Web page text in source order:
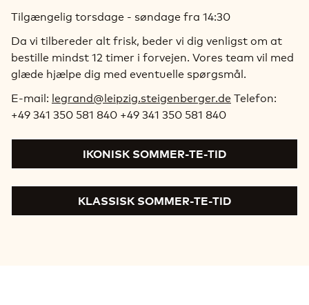
Tilgængelig torsdage - søndage fra 14:30
Da vi tilbereder alt frisk, beder vi dig venligst om at
bestille mindst 12 timer i forvejen. Vores team vil med
glæde hjælpe dig med eventuelle spørgsmål.
E-mail: legrand@leipzig.steigenberger.deTelefon:
+49 341 350 581 840 +49 341 350 581 840
IKONISK SOMMER-TE-TID
KLASSISK SOMMER-TE-TID